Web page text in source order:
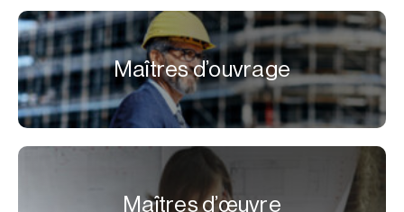
Maîtres d’ouvrage
Maîtres d’œuvre